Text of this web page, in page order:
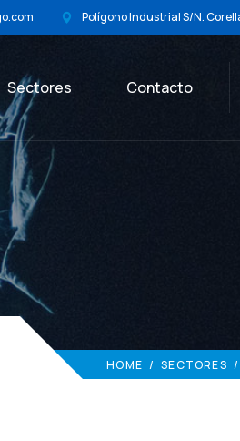
Polígono Industrial S/N.
Sectores Contacto
HOME / SECTORES /